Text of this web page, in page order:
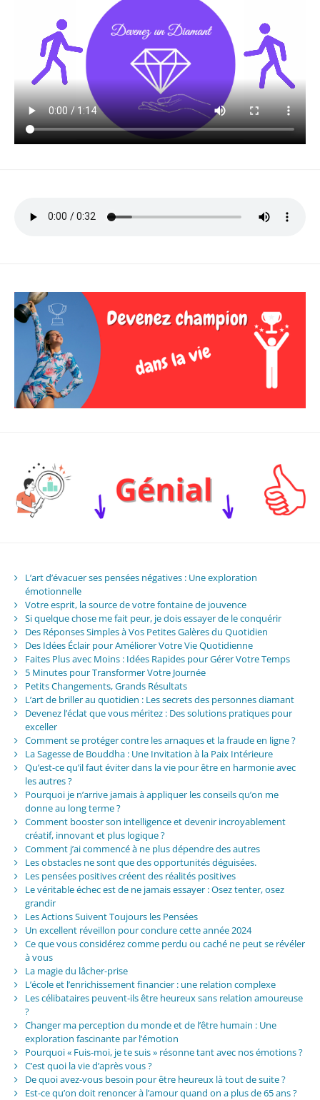
L’art d’évacuer ses pensées négatives : Une exploration
émotionnelle
Votre esprit, la source de votre fontaine de jouvence
Si quelque chose me fait peur, je dois essayer de le conquérir
Des Réponses Simples à Vos Petites Galères du Quotidien
Des Idées Éclair pour Améliorer Votre Vie Quotidienne
Faites Plus avec Moins : Idées Rapides pour Gérer Votre Temps
5 Minutes pour Transformer Votre Journée
Petits Changements, Grands Résultats
L’art de briller au quotidien : Les secrets des personnes diamant
Devenez l’éclat que vous méritez : Des solutions pratiques pour
exceller
Comment se protéger contre les arnaques et la fraude en ligne ?
La Sagesse de Bouddha : Une Invitation à la Paix Intérieure
Qu’est-ce qu’il faut éviter dans la vie pour être en harmonie avec
les autres ?
Pourquoi je n’arrive jamais à appliquer les conseils qu’on me
donne au long terme ?
Comment booster son intelligence et devenir incroyablement
créatif, innovant et plus logique ?
Comment j’ai commencé à ne plus dépendre des autres
Les obstacles ne sont que des opportunités déguisées.
Les pensées positives créent des réalités positives
Le véritable échec est de ne jamais essayer : Osez tenter, osez
grandir
Les Actions Suivent Toujours les Pensées
Un excellent réveillon pour conclure cette année 2024
Ce que vous considérez comme perdu ou caché ne peut se révéler
à vous
La magie du lâcher-prise
L’école et l’enrichissement financier : une relation complexe
Les célibataires peuvent-ils être heureux sans relation amoureuse
?
Changer ma perception du monde et de l’être humain : Une
exploration fascinante par l’émotion
Pourquoi « Fuis-moi, je te suis » résonne tant avec nos émotions ?
C’est quoi la vie d’après vous ?
De quoi avez-vous besoin pour être heureux là tout de suite ?
Est-ce qu’on doit renoncer à l’amour quand on a plus de 65 ans ?